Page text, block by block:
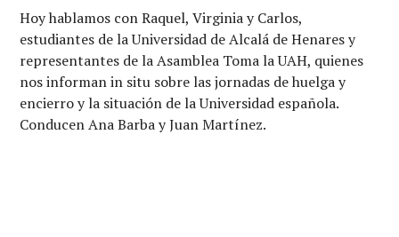
Hoy hablamos con Raquel, Virginia y Carlos,
estudiantes de la Universidad de Alcalá de Henares y
representantes de la Asamblea Toma la UAH, quienes
nos informan in situ sobre las jornadas de huelga y
encierro y la situación de la Universidad española.
Conducen Ana Barba y Juan Martínez.